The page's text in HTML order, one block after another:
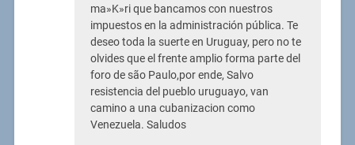
ma»K»ri que bancamos con nuestros
impuestos en la administración pública. Te
deseo toda la suerte en Uruguay, pero no te
olvides que el frente amplio forma parte del
foro de são Paulo,por ende, Salvo
resistencia del pueblo uruguayo, van
camino a una cubanizacion como
Venezuela. Saludos